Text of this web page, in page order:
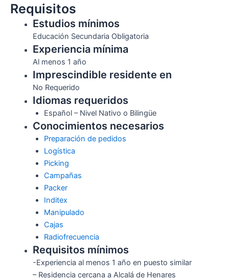
Requisitos
Estudios mínimos
Educación Secundaria Obligatoria
Experiencia mínima
Al menos 1 año
Imprescindible residente en
No Requerido
Idiomas requeridos
Español – Nivel Nativo o Bilingüe
Conocimientos necesarios
Preparación de pedidos
Logística
Picking
Campañas
Packer
Inditex
Manipulado
Cajas
Radiofrecuencia
Requisitos mínimos
-Experiencia al menos 1 año en puesto similar
– Residencia cercana a Alcalá de Henares